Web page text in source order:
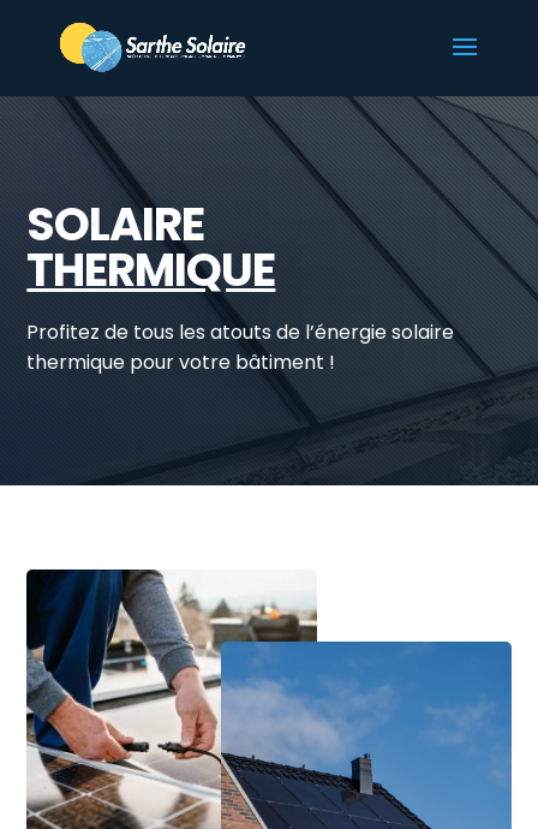
SOLAIRE
THERMIQUE
Profitez de tous les atouts de l’énergie solaire
thermique pour votre bâtiment !